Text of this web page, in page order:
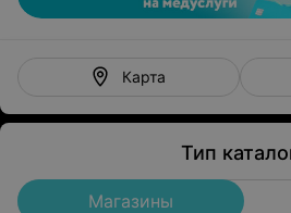
Карта
Тип
Магазины